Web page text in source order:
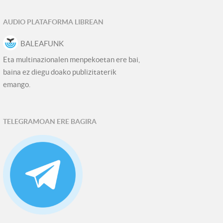
AUDIO PLATAFORMA LIBREAN
BALEAFUNK
Eta multinazionalen menpekoetan ere bai,
baina ez diegu doako publizitaterik
emango.
TELEGRAMOAN ERE BAGIRA